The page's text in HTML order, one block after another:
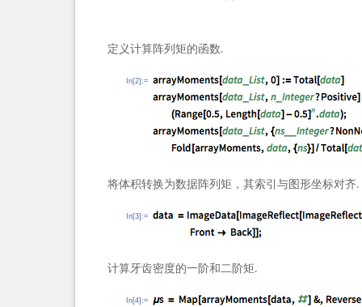
定义计算阵列矩的函数.
In[2]:=
将体积转换为数据阵列矩，其索引与图形坐标对齐.
In[3]:=
计算牙齿密度的一阶和二阶矩.
In[4]:=